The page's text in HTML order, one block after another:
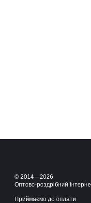
© 2014—2026
Оптово-роздрібний
Приймаємо до оплати